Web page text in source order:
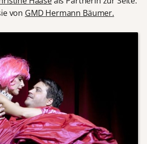
von GMD Hermann Bäumer.